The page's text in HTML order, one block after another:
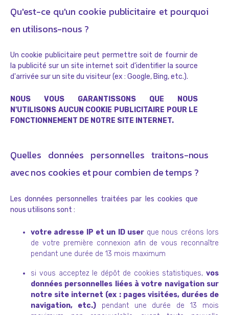
Qu'est-ce qu'un cookie publicitaire et pourquoi
en utilisons-nous ?
Un cookie publicitaire peut permettre soit de fournir de
la publicité sur un site internet soit d'identifier la source
d'arrivée sur un site du visiteur (ex : Google, Bing, etc.).
NOUS VOUS GARANTISSONS QUE NOUS
N'UTILISONS AUCUN COOKIE PUBLICITAIRE POUR LE
FONCTIONNEMENT DE NOTRE SITE INTERNET.
Quelles données personnelles traitons-nous
avec nos cookies et pour combien de temps ?
Les données personnelles traitées par les cookies que
nous utilisons sont :
votre adresse IP et un ID userque nous créons lors
de votre première connexion afin de vous reconnaître
pendant une durée de 13 mois maximum
si vous acceptez le dépôt de cookies statistiques, vos
données personnelles liées à votre navigation sur
notre site internet (ex : pages visitées, durées de
navigation, etc.)pendant une durée de 13 mois